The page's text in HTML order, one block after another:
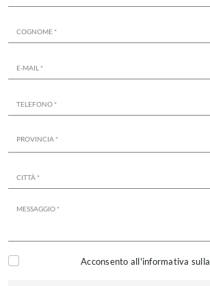
Acconsento all'informativa sulla